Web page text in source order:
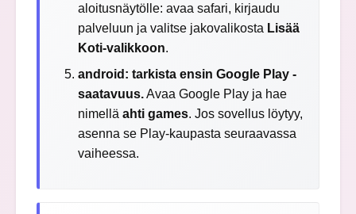
aloitusnäytölle: avaa safari, kirjaudu
palveluun ja valitse jakovalikosta Lisää
Koti-valikkoon.
android: tarkista ensin Google Play -
saatavuus.Avaa Google Play ja hae
nimelläahti games. Jos sovellus löytyy,
asenna se Play-kaupasta seuraavassa
vaiheessa.